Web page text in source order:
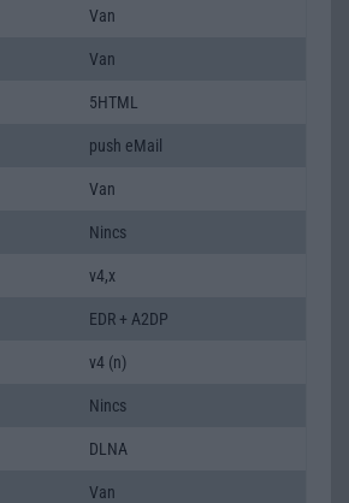
Van
Van
5HTML
push eMail
Van
Nincs
v4,x
EDR + A2DP
v4 (n)
Nincs
DLNA
Van